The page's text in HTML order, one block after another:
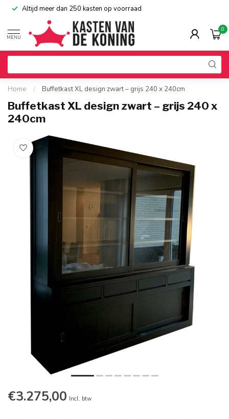
Altijd meer dan 250 kasten op voorraad
MENU
0
Home / Buffetkast XL design zwart – grijs 240 x 240cm
Buffetkast XL design zwart – grijs 240 x
240cm
€3.275,00 Incl. btw